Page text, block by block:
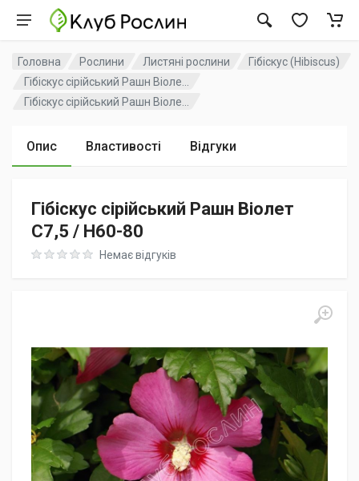
Головна Рослини Листяні рослини
Гібіскус (Hibiscus)
Гібіскус сірійський Рашн Віоле...
Гібіскус сірійський Рашн Віоле...
Опис Властивості Відгуки
Гібіскус сірійський Рашн Віолет
C7,5 / H60-80
Rating: 0 out of 5Немає відгуків